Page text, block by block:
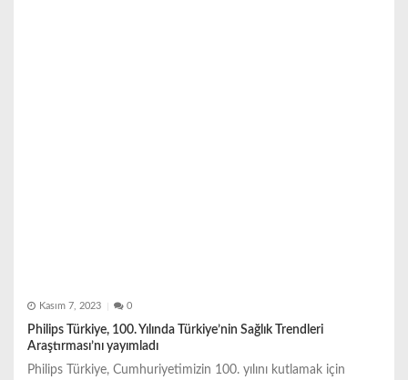
Kasım 7, 2023 0
Philips Türkiye, 100. Yılında Türkiye’nin Sağlık Trendleri
Araştırması’nı yayımladı
Philips Türkiye, Cumhuriyetimizin 100. yılını kutlamak için